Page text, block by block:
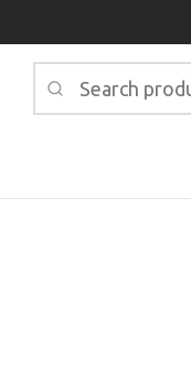
Search
for: